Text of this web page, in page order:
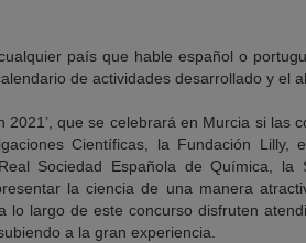
país que hable español o
de actividades desarrollado y el
que se celebrará en Murcia si las
Científicas, la Fundación Lilly,
Sociedad Española de Química, la
la ciencia de una manera
largo de este concurso disfruten
a la gran experiencia.